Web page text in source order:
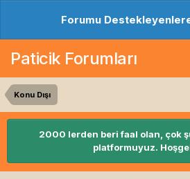
Forumu Destekleyenlere
Paticik Forumları
Konu Dışı
2000 lerden beri faal olan, çok
platformuyuz.